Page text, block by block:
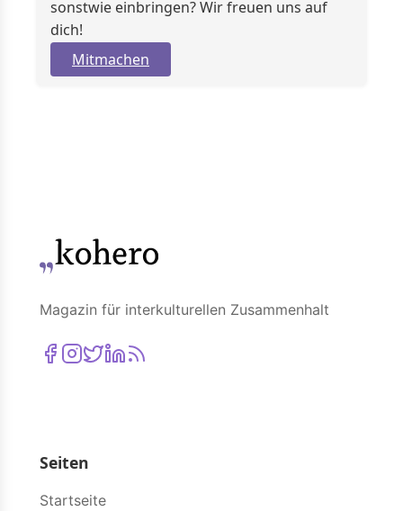
sonstwie einbringen? Wir freuen uns auf
dich!
Mitmachen
Magazin für interkulturellen Zusammenhalt
Seiten
Startseite